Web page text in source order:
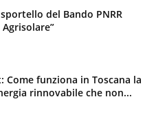
del Bando PNRR
Come funziona in Toscana la
rinnovabile che non...